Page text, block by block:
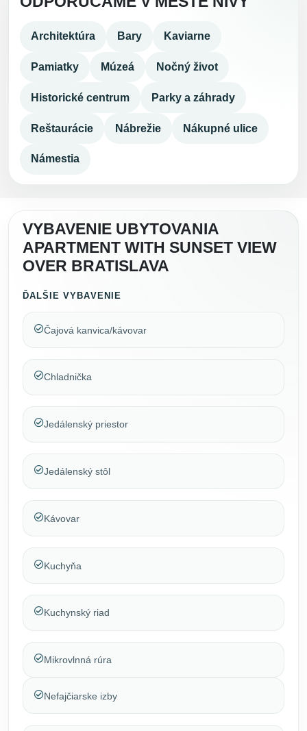
Architektúra Bary Kaviarne
Pamiatky Múzeá Nočný život
Historické centrum Parky a záhrady
Reštaurácie Nábrežie Nákupné ulice
Námestia
VYBAVENIE UBYTOVANIA
APARTMENT WITH SUNSET VIEW
OVER BRATISLAVA
ĎALŠIE VYBAVENIE
Čajová kanvica/kávovar
Chladnička
Jedálenský priestor
Jedálenský stôl
Kávovar
Kuchyňa
Kuchynský riad
Mikrovlnná rúra
Nefajčiarske izby